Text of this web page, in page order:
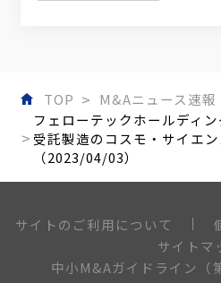
TOP
M&Aニュース速報
フェローテックホールディ
受託製造のコスモ・サイエ
（2023/04/03）
サイトのご利用について
サイトマ
中小M&Aガイドライン（